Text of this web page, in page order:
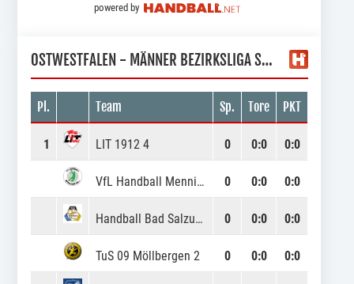
powered by
OSTWESTFALEN - MÄNNER BEZIRKSLIGA STAFFEL 1
Pl. Team Sp. Tore PKT
1 LIT 1912 4 0 0:0 0:0
VfL Handball Mennighüffen 2 0 0:0 0:0
Handball Bad Salzuflen 2 0 0:0 0:0
TuS 09 Möllbergen 2 0 0:0 0:0